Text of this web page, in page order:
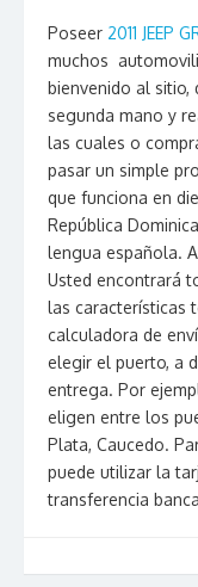
Poseer 2011 JEEP
muchos
bienvenido al sitio,
segunda mano y
las cuales o
pasar un simple
que funciona en
República
lengua española.
Usted encontrará
las características
calculadora de
elegir el puerto, a
entrega. Por
eligen entre los
Plata, Caucedo.
puede utilizar la
transferencia